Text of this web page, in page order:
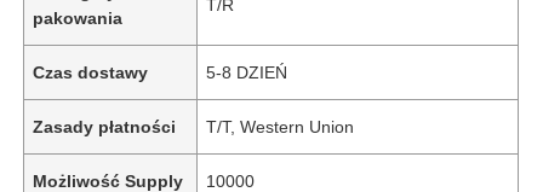
pakowania
T/R
Czas dostawy 5-8 DZIEŃ
Zasady płatności T/T, Western Union
Możliwość Supply 10000